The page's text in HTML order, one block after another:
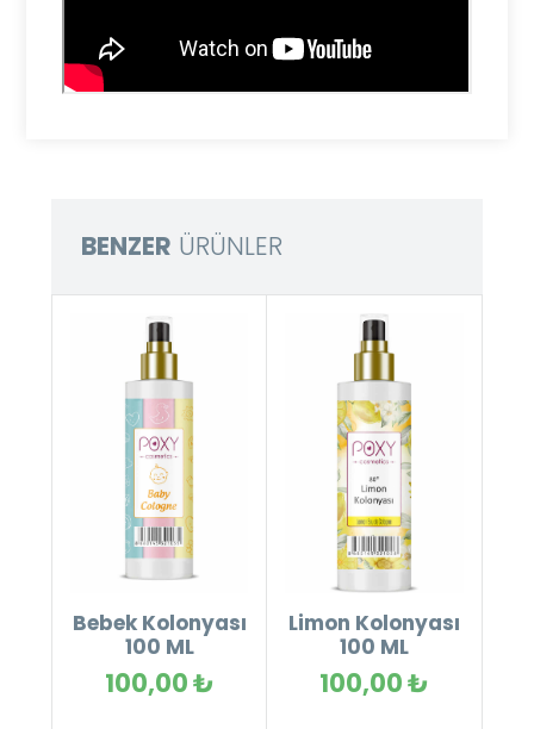
BENZER ÜRÜNLER
Bebek Kolonyası
100 ML
100,00 ₺
Limon Kolonyası
100 ML
100,00 ₺